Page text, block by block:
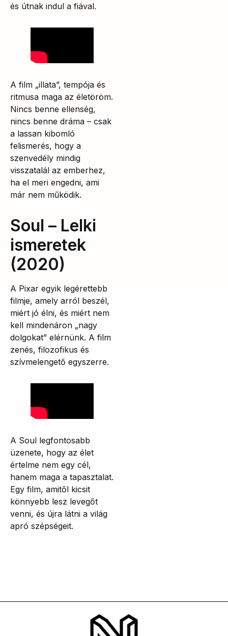
és útnak indul a fiával.
A film „illata”, tempója és
ritmusa maga az életöröm.
Nincs benne ellenség,
nincs benne dráma – csak
a lassan kibomló
felismerés, hogy a
szenvedély mindig
visszatalál az emberhez,
ha el meri engedni, ami
már nem működik.
Soul – Lelki
ismeretek
(2020)
A Pixar egyik legérettebb
filmje, amely arról beszél,
miért jó élni, és miért nem
kell mindenáron „nagy
dolgokat” elérnünk. A film
zenés, filozofikus és
szívmelengető egyszerre.
A Soul legfontosabb
üzenete, hogy az élet
értelme nem egy cél,
hanem maga a tapasztalat.
Egy film, amitől kicsit
könnyebb lesz levegőt
venni, és újra látni a világ
apró szépségeit.